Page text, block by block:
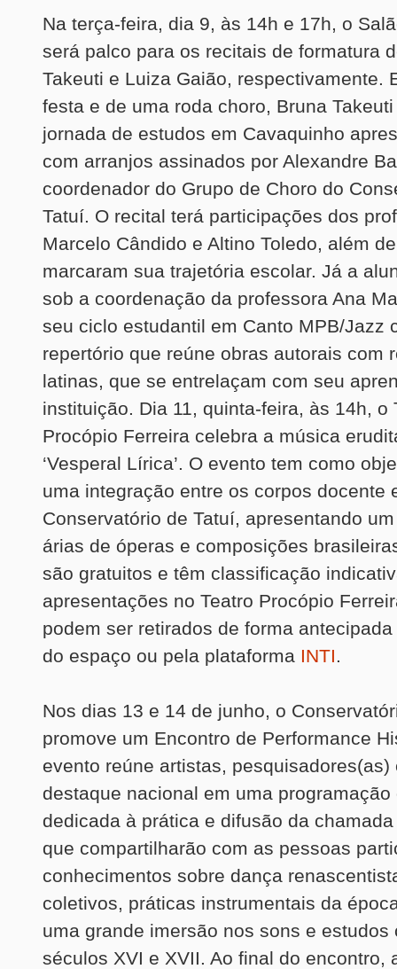
Na terça-feira, dia 9, às 14h e 17h, o
será palco para os recitais de formatura
Takeuti e Luiza Gaião, respectivamente.
festa e de uma roda choro, Bruna
jornada de estudos em Cavaquinho
com arranjos assinados por Alexandre
coordenador do Grupo de Choro do
Tatuí. O recital terá participações dos
Marcelo Cândido e Altino Toledo, além
marcaram sua trajetória escolar. Já a
sob a coordenação da professora Ana
seu ciclo estudantil em Canto MPB/Jazz
repertório que reúne obras autorais com
latinas, que se entrelaçam com seu
instituição. Dia 11, quinta-feira, às 14h, o
Procópio Ferreira celebra a música
‘Vesperal Lírica’. O evento tem como
uma integração entre os corpos docente
Conservatório de Tatuí, apresentando
árias de óperas e composições
são gratuitos e têm classificação
apresentações no Teatro Procópio
podem ser retirados de forma
do espaço ou pela plataforma INTI.
Nos dias 13 e 14 de junho, o
promove um Encontro de Performance
evento reúne artistas, pesquisadores(as)
destaque nacional em uma programação
dedicada à prática e difusão da
que compartilharão com as pessoas
conhecimentos sobre dança
coletivos, práticas instrumentais da
uma grande imersão nos sons e estudos
séculos XVI e XVII. Ao final do encontro,